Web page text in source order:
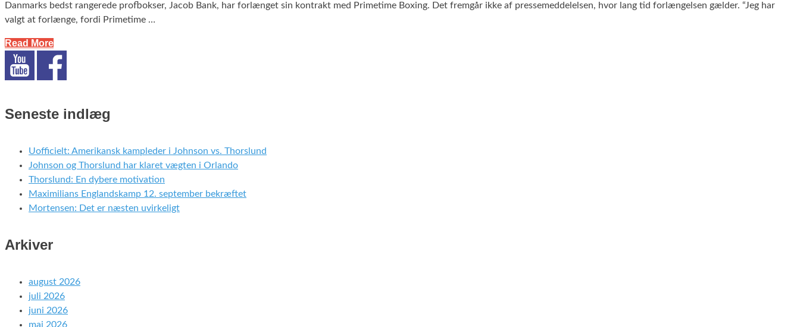
Danmarks bedst rangerede profbokser, Jacob Bank, har forlænget sin kontrakt med Primetime Boxing. Det fremgår ikke af pressemeddelelsen, hvor lang tid forlængelsen gælder. “Jeg har
valgt at forlænge, fordi Primetime …
Read More
Seneste indlæg
Uofficielt: Amerikansk kampleder i Johnson vs. Thorslund
Johnson og Thorslund har klaret vægten i Orlando
Thorslund: En dybere motivation
Maximilians Englandskamp 12. september bekræftet
Mortensen: Det er næsten uvirkeligt
Arkiver
august 2026
juli 2026
juni 2026
maj 2026